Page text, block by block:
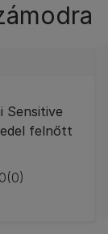
Sensitive
felnőtt
(0)